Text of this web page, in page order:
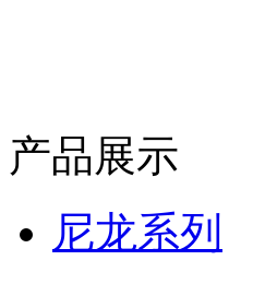
产品展示
尼龙系列